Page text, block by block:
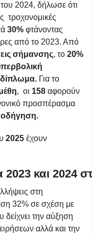
2024, δήλωσε ότι
τροχονομικές
30% φτάνοντας
από το 2023. Από
σήμανσης, το 20%
Για το
, οι 158 αφορούν
προσπέρασμα
οδήγηση.
2025 έχουν
2023 και 2024
στη
32% σε σχέση με
δείχνει την αύξηση
αλλά και την